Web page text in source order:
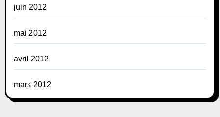
juin 2012
mai 2012
avril 2012
mars 2012